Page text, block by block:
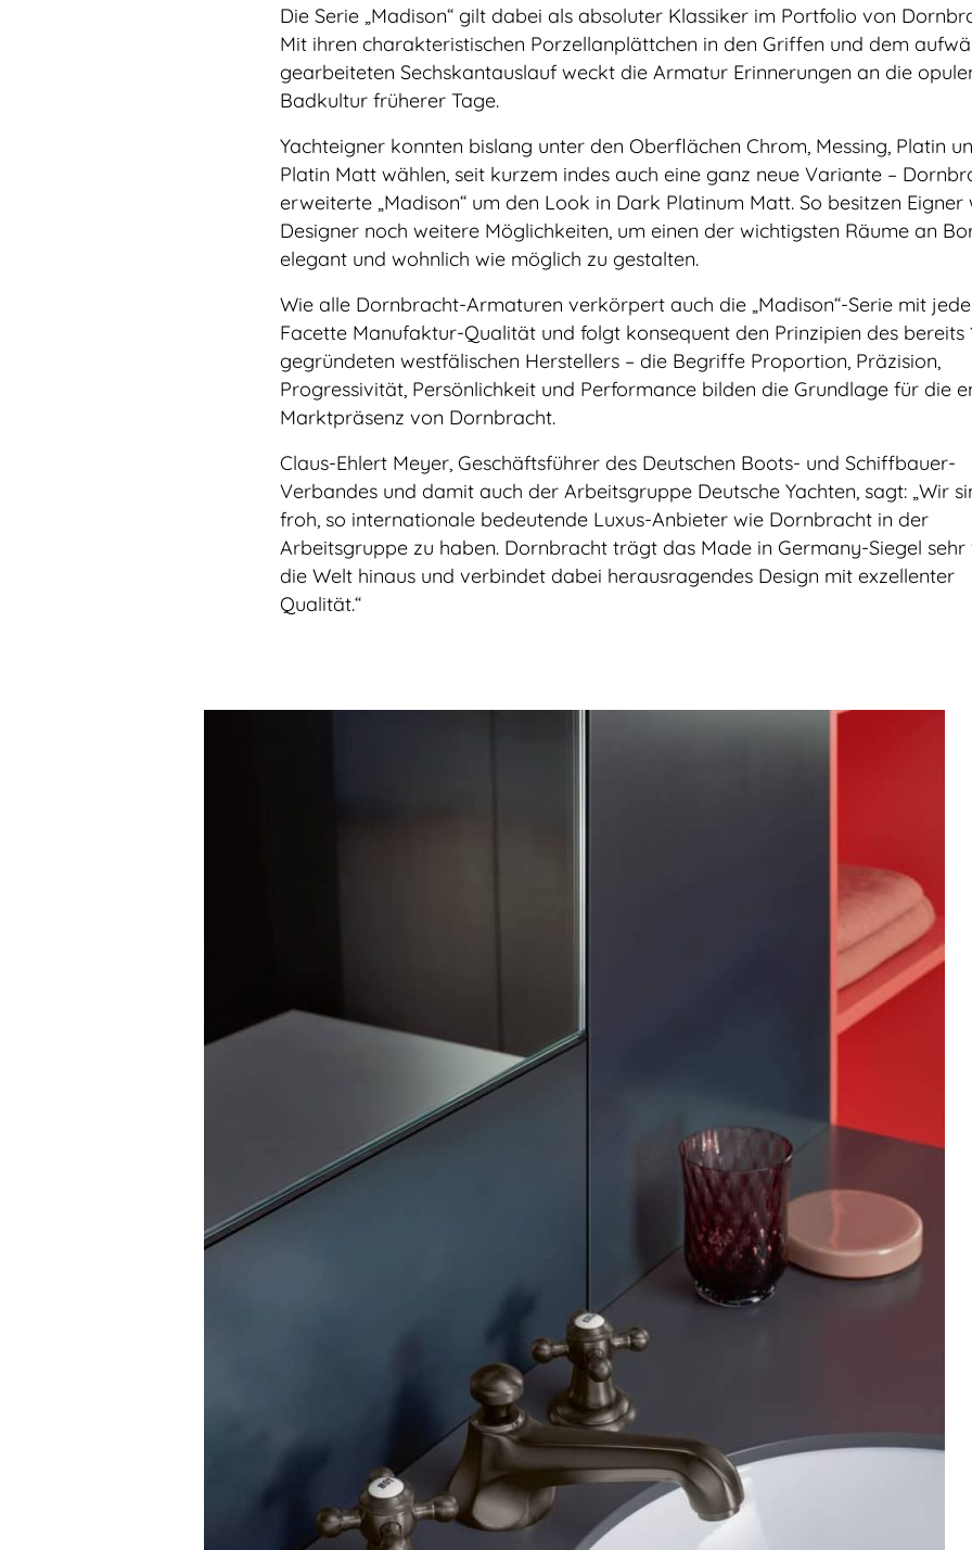
Die Serie „Madison“ gilt dabei als absoluter Klassiker im Portfolio von
Mit ihren charakteristischen Porzellanplättchen in den Griffen und dem
gearbeiteten Sechskantauslauf weckt die Armatur Erinnerungen an die
Badkultur früherer Tage.
Yachteigner konnten bislang unter den Oberflächen Chrom, Messing, Platin
Platin Matt wählen, seit kurzem indes auch eine ganz neue Variante –
erweiterte „Madison“ um den Look in Dark Platinum Matt. So besitzen Eigner
Designer noch weitere Möglichkeiten, um einen der wichtigsten Räume an
elegant und wohnlich wie möglich zu gestalten.
Wie alle Dornbracht-Armaturen verkörpert auch die „Madison“-Serie mit
Facette Manufaktur-Qualität und folgt konsequent den Prinzipien des bereits
gegründeten westfälischen Herstellers – die Begriffe Proportion, Präzision,
Progressivität, Persönlichkeit und Performance bilden die Grundlage für die
Marktpräsenz von Dornbracht.
Claus-Ehlert Meyer, Geschäftsführer des Deutschen Boots- und Schiffbauer-
Verbandes und damit auch der Arbeitsgruppe Deutsche Yachten, sagt: „Wir
froh, so internationale bedeutende Luxus-Anbieter wie Dornbracht in der
Arbeitsgruppe zu haben. Dornbracht trägt das Made in Germany-Siegel sehr
die Welt hinaus und verbindet dabei herausragendes Design mit exzellenter
Qualität.“